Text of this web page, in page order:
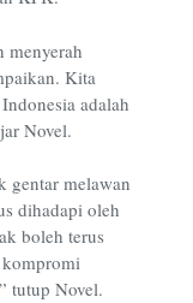
Kita
adalah
Novel.
gentar melawan
dihadapi oleh
boleh terus
tutup Novel.